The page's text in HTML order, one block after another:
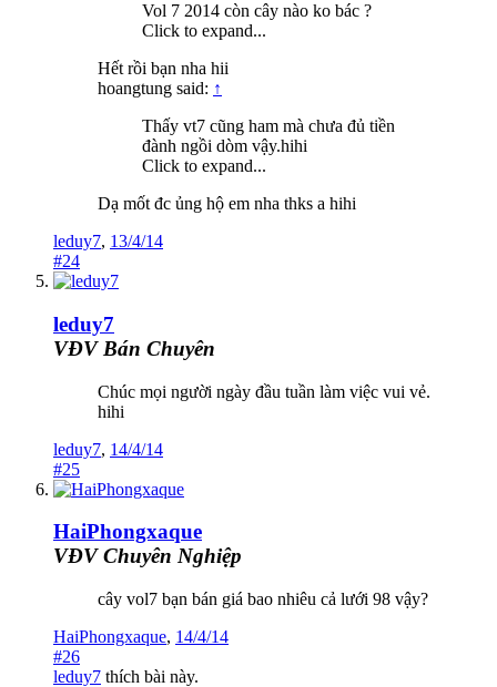
Vol 7 2014 còn cây nào ko bác ?
Click to expand...
Hết rồi bạn nha hii
hoangtung said: ↑
Thấy vt7 cũng ham mà chưa đủ tiền
đành ngồi dòm vậy.hihi
Click to expand...
Dạ mốt đc ủng hộ em nha thks a hihi
leduy7, 13/4/14
#24
leduy7
VĐV Bán Chuyên
Chúc mọi người ngày đầu tuần làm việc vui vẻ.
hihi
leduy7, 14/4/14
#25
HaiPhongxaque
VĐV Chuyên Nghiệp
cây vol7 bạn bán giá bao nhiêu cả lưới 98 vậy?
HaiPhongxaque, 14/4/14
#26
leduy7 thích bài này.